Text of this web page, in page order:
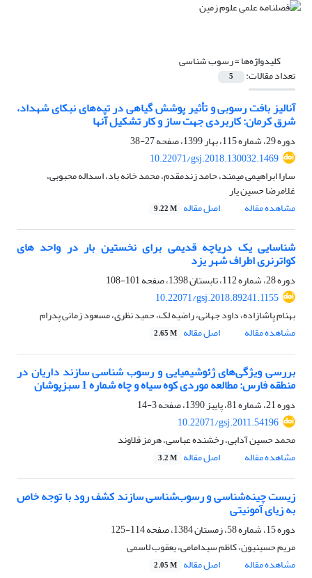
کلیدواژه‌ها =رسوب شناسی
تعداد مقالات: 5
آنالیز بافت رسوبی و تأثیر پوشش گیاهی در تپه‌های نبکای شهداد،
شرق کرمان: کاربردی جهت ساز و کار تشکیل آنها
دوره 29، شماره 115، بهار 1399، صفحه
27-38
10.22071/gsj.2018.130032.1469
سارا ابراهیمی میمند، حامد زندمقدم، محمد خانه باد، اسداله محبوبی،
غلامرضا حسین یار
مشاهده مقاله
اصل مقاله 9.22 M
شناسایی یک دریاچه قدیمی برای نخستین بار در واحد های
کواترنری اطراف شهر یزد
دوره 28، شماره 112، تابستان 1398، صفحه
101-108
10.22071/gsj.2018.89241.1155
بهنام پاشازاده، داود جهانی، راضیه لک، حمید نظری، مسعود زمانی پدرام
مشاهده مقاله
اصل مقاله 2.65 M
بررسی ویژگی‌های ژئوشیمیایی و رسوب شناسی سازند داریان در
منطقه فارس: مطالعه موردی کوه سیاه و چاه شماره 1 سبزپوشان
دوره 21، شماره 81، پاییز 1390، صفحه
3-14
10.22071/gsj.2011.54196
محمد حسین آدابی، رخشنده عباسی، هرمز قلاوند
مشاهده مقاله
اصل مقاله 3.2 M
زیست چینه‌شناسی و رسوب‌شناسی سازند کشف رود با توجه خاص
به زیای آمونیتی
دوره 15، شماره 58، زمستان 1384، صفحه
114-125
مریم حسینیون، کاظم سیدامامی، یعقوب لاسمی
مشاهده مقاله
اصل مقاله 2.05 M